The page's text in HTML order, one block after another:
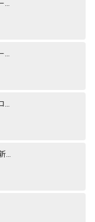
TIME SHARING/グレイドパーク 新橋駅前（銀座口）